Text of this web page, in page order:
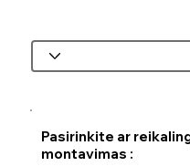
Pasirinkite ar
montavimas :